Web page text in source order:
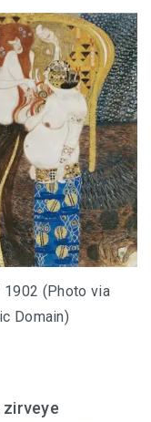
1902 (Photo via
Domain)
zirveye